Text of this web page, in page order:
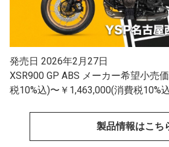
発売日 2026年2月27日
XSR900 GP ABS メーカー希望小売
税10%込)〜￥1,463,000(消費税10%
製品情報はこち